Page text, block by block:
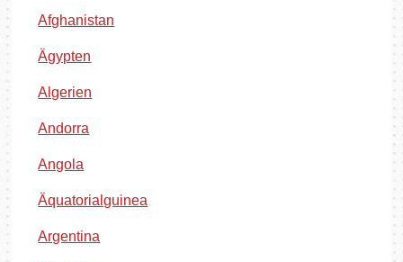
Afghanistan
Ägypten
Algerien
Andorra
Angola
Äquatorialguinea
Argentina